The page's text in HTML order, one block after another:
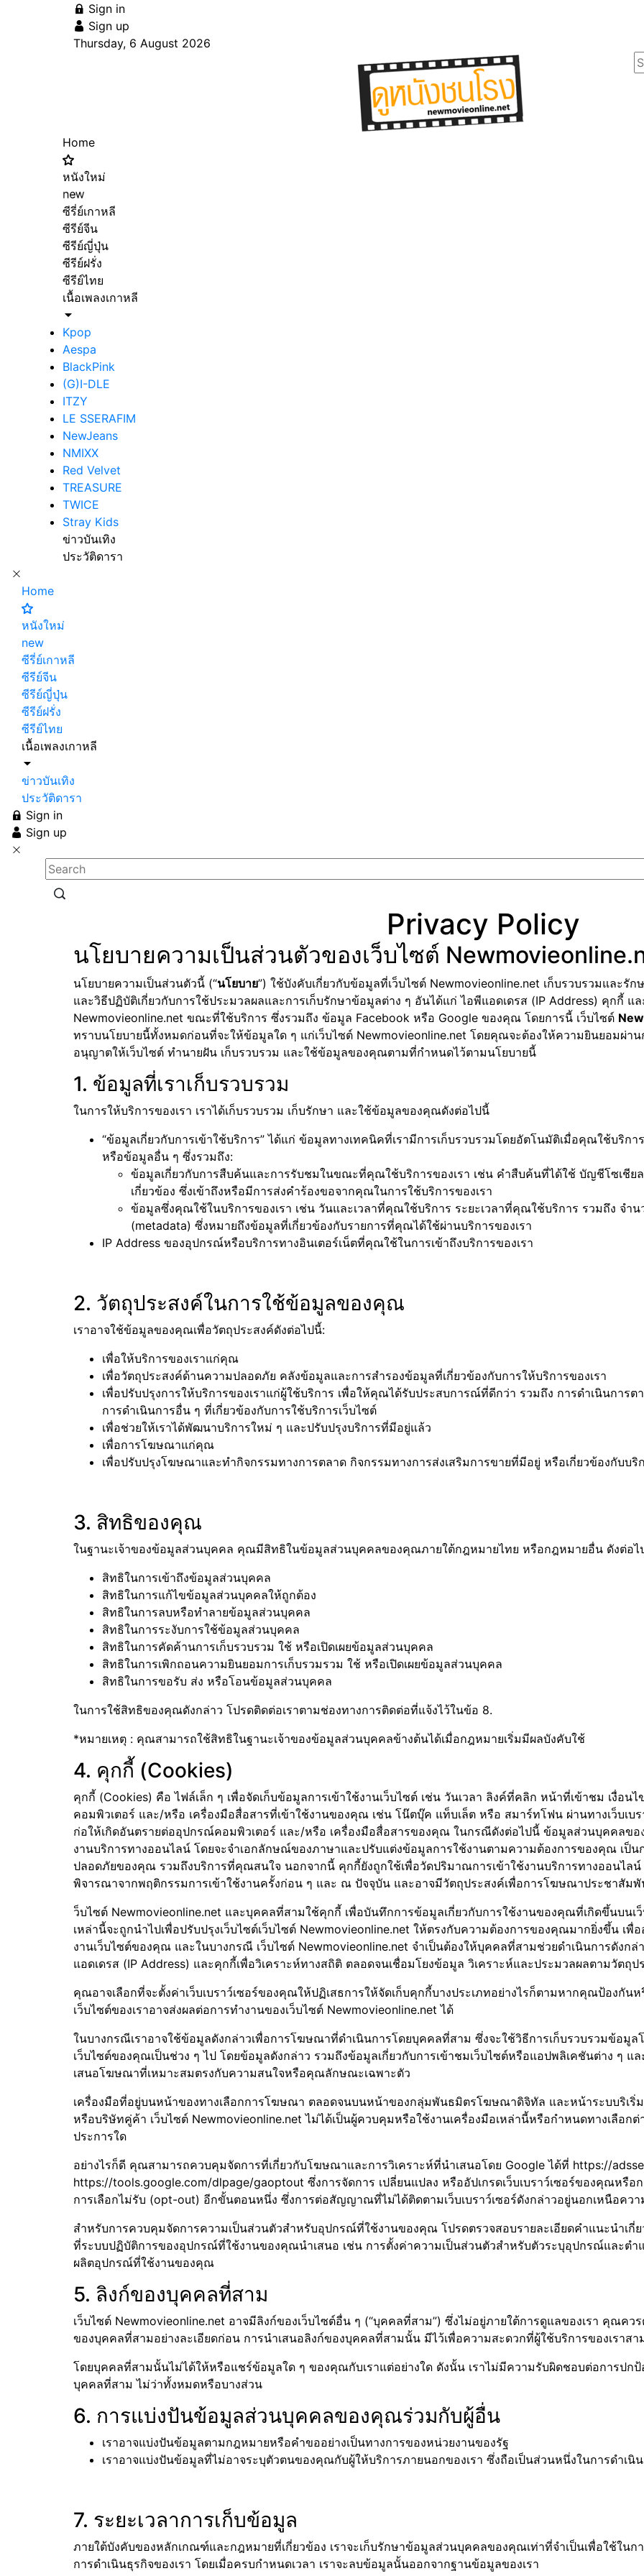
Sign in
Sign up
Thursday, 6 August 2026
Home
หนังใหม่
new
ซีรี่ย์เกาหลี
ซีรีย์จีน
ซีรีย์ญี่ปุ่น
ซีรีย์ฝรั่ง
ซีรีย์ไทย
เนื้อเพลงเกาหลี
Kpop
Aespa
BlackPink
(G)I-DLE
ITZY
LE SSERAFIM
NewJeans
NMIXX
Red Velvet
TREASURE
TWICE
Stray Kids
ข่าวบันเทิง
ประวัติดารา
Home
หนังใหม่
new
ซีรี่ย์เกาหลี
ซีรีย์จีน
ซีรีย์ญี่ปุ่น
ซีรีย์ฝรั่ง
ซีรีย์ไทย
เนื้อเพลงเกาหลี
ข่าวบันเทิง
ประวัติดารา
Sign in
Sign up
Privacy Policy
นโยบายความเป็นส่วนตัวของเว็บไซต์
นโยบายความเป็นส่วนตัวนี้ (“นโยบาย”) ใช้บังคับเกี่ยวกับข้อมูลที่เว็บไซต์ Newmovieonline.net เก็บรวบรวมและรั
และวิธีปฏิบัติเกี่ยวกับการใช้ประมวลผลและการเก็บรักษาข้อมูลต่าง ๆ อันได้แก่ ไอพีแอดเดรส (IP Address) คุกกี้
Newmovieonline.net ขณะที่ใช้บริการ ซึ่งรวมถึง ข้อมูล Facebook หรือ Google ของคุณ โดยการนี้ เว็บไซต์
ทราบนโยบายนี้ทั้งหมดก่อนที่จะให้ข้อมูลใด ๆ แก่เว็บไซต์ Newmovieonline.net โดยคุณจะต้องให้ความยินยอมผ่าน
อนุญาตให้เว็บไซต์ ทำนายฝัน เก็บรวบรวม และใช้ข้อมูลของคุณตามที่กำหนดไว้ตามนโยบายนี้
1. ข้อมูลที่เราเก็บรวบรวม
ในการให้บริการของเรา เราได้เก็บรวบรวม เก็บรักษา และใช้ข้อมูลของคุณดังต่อไปนี้
“ข้อมูลเกี่ยวกับการเข้าใช้บริการ” ได้แก่ ข้อมูลทางเทคนิคที่เรามีการเก็บรวบรวมโดยอัตโนมัติเมื่อคุณใช้บริก
หรือข้อมูลอื่น ๆ ซึ่งรวมถึง:
ข้อมูลเกี่ยวกับการสืบค้นและการรับชมในขณะที่คุณใช้บริการของเรา เช่น คำสืบค้นที่ได้ใช้ บัญชีโซเชี
เกี่ยวข้อง ซึ่งเข้าถึงหรือมีการส่งคำร้องขอจากคุณในการใช้บริการของเรา
ข้อมูลซึ่งคุณใช้ในบริการของเรา เช่น วันและเวลาที่คุณใช้บริการ ระยะเวลาที่คุณใช้บริการ รวมถึง จ
(metadata) ซึ่งหมายถึงข้อมูลที่เกี่ยวข้องกับรายการที่คุณได้ใช้ผ่านบริการของเรา
IP Address ของอุปกรณ์หรือบริการทางอินเตอร์เน็ตที่คุณใช้ในการเข้าถึงบริการของเรา
2. วัตถุประสงค์ในการใช้ข้อมูลของคุณ
เราอาจใช้ข้อมูลของคุณเพื่อวัตถุประสงค์ดังต่อไปนี้:
เพื่อให้บริการของเราแก่คุณ
เพื่อวัตถุประสงค์ด้านความปลอดภัย คลังข้อมูลและการสำรองข้อมูลที่เกี่ยวข้องกับการให้บริการของเรา
เพื่อปรับปรุงการให้บริการของเราแก่ผู้ใช้บริการ เพื่อให้คุณได้รับประสบการณ์ที่ดีกว่า รวมถึง การดำเนินกา
การดำเนินการอื่น ๆ ที่เกี่ยวข้องกับการใช้บริการเว็บไซต์
เพื่อช่วยให้เราได้พัฒนาบริการใหม่ ๆ และปรับปรุงบริการที่มีอยู่แล้ว
เพื่อการโฆษณาแก่คุณ
เพื่อปรับปรุงโฆษณาและทำกิจกรรมทางการตลาด กิจกรรมทางการส่งเสริมการขายที่มีอยู่ หรือเกี่ยวข้องกับบ
3. สิทธิของคุณ
ในฐานะเจ้าของข้อมูลส่วนบุคคล คุณมีสิทธิในข้อมูลส่วนบุคคลของคุณภายใต้กฎหมายไทย หรือกฎหมายอื่น ดังต่อไ
สิทธิในการเข้าถึงข้อมูลส่วนบุคคล
สิทธิในการแก้ไขข้อมูลส่วนบุคคลให้ถูกต้อง
สิทธิในการลบหรือทำลายข้อมูลส่วนบุคคล
สิทธิในการระงับการใช้ข้อมูลส่วนบุคคล
สิทธิในการคัดค้านการเก็บรวบรวม ใช้ หรือเปิดเผยข้อมูลส่วนบุคคล
สิทธิในการเพิกถอนความยินยอมการเก็บรวมรวม ใช้ หรือเปิดเผยข้อมูลส่วนบุคคล
สิทธิในการขอรับ ส่ง หรือโอนข้อมูลส่วนบุคคล
ในการใช้สิทธิของคุณดังกล่าว โปรดติดต่อเราตามช่องทางการติดต่อที่แจ้งไว้ในข้อ 8.
*หมายเหตุ : คุณสามารถใช้สิทธิในฐานะเจ้าของข้อมูลส่วนบุคคลข้างต้นได้เมื่อกฎหมายเริ่มมีผลบังคับใช้
4. คุกกี้ (Cookies)
คุกกี้ (Cookies) คือ ไฟล์เล็ก ๆ เพื่อจัดเก็บข้อมูลการเข้าใช้งานเว็บไซต์ เช่น วันเวลา ลิงค์ที่คลิก หน้าที่เข้าชม เงื่อ
คอมพิวเตอร์ และ/หรือ เครื่องมือสื่อสารที่เข้าใช้งานของคุณ เช่น โน๊ตบุ๊ค แท็บเล็ต หรือ สมาร์ทโฟน ผ่านทางเว็บเ
ก่อให้เกิดอันตรายต่ออุปกรณ์คอมพิวเตอร์ และ/หรือ เครื่องมือสื่อสารของคุณ ในกรณีดังต่อไปนี้ ข้อมูลส่วนบุคคลขอ
งานบริการทางออนไลน์ โดยจะจำเอกลักษณ์ของภาษาและปรับแต่งข้อมูลการใช้งานตามความต้องการของคุณ เ
ปลอดภัยของคุณ รวมถึงบริการที่คุณสนใจ นอกจากนี้ คุกกี้ยังถูกใช้เพื่อวัดปริมาณการเข้าใช้งานบริการทางออนไล
พิจารณาจากพฤติกรรมการเข้าใช้งานครั้งก่อน ๆ และ ณ ปัจจุบัน และอาจมีวัตถุประสงค์เพื่อการโฆษณาประชาสัม
ว็บไซต์ Newmovieonline.net และบุคคลที่สามใช้คุกกี้ เพื่อบันทึกการข้อมูลเกี่ยวกับการใช้งานของคุณที่เกิดขึ้นบนเ
เหล่านี้จะถูกนำไปเพื่อปรับปรุงเว็บไซต์เว็บไซต์ Newmovieonline.net ให้ตรงกับความต้องการของคุณมากยิ่งขึ้น เพื่
งานเว็บไซต์ของคุณ และในบางกรณี เว็บไซต์ Newmovieonline.net จำเป็นต้องให้บุคคลที่สามช่วยดำเนินการดังกล่
แอดเดรส (IP Address) และคุกกี้เพื่อวิเคราะห์ทางสถิติ ตลอดจนเชื่อมโยงข้อมูล วิเคราะห์และประมวลผลตามวัตถุป
คุณอาจเลือกที่จะตั้งค่าเว็บเบราว์เซอร์ของคุณให้ปฏิเสธการให้จัดเก็บคุกกี้บางประเภทอย่างไรก็ตามหากคุณป้องกั
เว็บไซต์ของเราอาจส่งผลต่อการทำงานของเว็บไซต์ Newmovieonline.net ได้
ในบางกรณีเราอาจใช้ข้อมูลดังกล่าวเพื่อการโฆษณาที่ดำเนินการโดยบุคคลที่สาม ซึ่งจะใช้วิธีการเก็บรวบรวมข้อมู
เว็บไซต์ของคุณเป็นช่วง ๆ ไป โดยข้อมูลดังกล่าว รวมถึงข้อมูลเกี่ยวกับการเข้าชมเว็บไซต์หรือแอปพลิเคชันต่าง ๆ แ
เสนอโฆษณาที่เหมาะสมตรงกับความสนใจหรือคุณลักษณะเฉพาะตัว
เครื่องมือที่อยู่บนหน้าของทางเลือกการโฆษณา ตลอดจนบนหน้าของกลุ่มพันธมิตรโฆษณาดิจิทัล และหน้าระบบริเ
หรือบริษัทคู่ค้า เว็บไซต์ Newmovieonline.net ไม่ได้เป็นผู้ควบคุมหรือใช้งานเครื่องมือเหล่านี้หรือกำหนดทางเลือก
ประการใด
อย่างไรก็ดี คุณสามารถควบคุมจัดการที่เกี่ยวกับโฆษณาและการวิเคราะห์ที่นำเสนอโดย Google ได้ที่ https://
https://tools.google.com/dlpage/gaoptout ซึ่งการจัดการ เปลี่ยนแปลง หรืออัปเกรดเว็บเบราว์เซอร์ของคุณหรื
การเลือกไม่รับ (opt-out) อีกขั้นตอนหนึ่ง ซึ่งการต่อสัญญาณที่ไม่ได้ติดตามเว็บเบราว์เซอร์ดังกล่าวอยู่นอกเหนือควา
สำหรับการควบคุมจัดการความเป็นส่วนตัวสำหรับอุปกรณ์ที่ใช้งานของคุณ โปรดตรวจสอบรายละเอียดคำแนะนำเกี่
ที่ระบบปฏิบัติการของอุปกรณ์ที่ใช้งานของคุณนำเสนอ เช่น การตั้งค่าความเป็นส่วนตัวสำหรับตัวระบุอุปกรณ์และตำ
ผลิตอุปกรณ์ที่ใช้งานของคุณ
5. ลิงก์ของบุคคลที่สาม
เว็บไซต์ Newmovieonline.net อาจมีลิงก์ของเว็บไซต์อื่น ๆ (“บุคคลที่สาม”) ซึ่งไม่อยู่ภายใต้การดูแลของเรา คุณคว
ของบุคคลที่สามอย่างละเอียดก่อน การนำเสนอลิงก์ของบุคคลที่สามนั้น มีไว้เพื่อความสะดวกที่ผู้ใช้บริการของเราส
โดยบุคคลที่สามนั้นไม่ได้ให้หรือแชร์ข้อมูลใด ๆ ของคุณกับเราแต่อย่างใด ดังนั้น เราไม่มีความรับผิดชอบต่อการปกป้
บุคคลที่สาม ไม่ว่าทั้งหมดหรือบางส่วน
6. การแบ่งปันข้อมูลส่วนบุคคลของคุณร่วมกับผู้อื่น
เราอาจแบ่งปันข้อมูลตามกฎหมายหรือคำขออย่างเป็นทางการของหน่วยงานของรัฐ
เราอาจแบ่งปันข้อมูลที่ไม่อาจระบุตัวตนของคุณกับผู้ให้บริการภายนอกของเรา ซึ่งถือเป็นส่วนหนึ่งในการดำเนิ
7. ระยะเวลาการเก็บข้อมูล
ภายใต้บังคับของหลักเกณฑ์และกฎหมายที่เกี่ยวข้อง เราจะเก็บรักษาข้อมูลส่วนบุคคลของคุณเท่าที่จำเป็นเพื่อใช้ใน
การดำเนินธุรกิจของเรา โดยเมื่อครบกำหนดเวลา เราจะลบข้อมูลนั้นออกจากฐานข้อมูลของเรา